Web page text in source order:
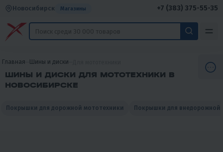
Новосибирск Магазины +7 (383) 375-55-35
Главная Шины и диски
ШИНЫ И ДИСКИ ДЛЯ МОТОТЕХНИКИ В
НОВОСИБИРСКЕ
Покрышки для дорожной мототехники Покрышки для внедорожной